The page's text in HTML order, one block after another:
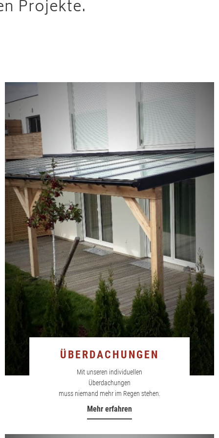
Projekte.
ÜBERDACHUNGEN
Mit unseren individuellen
Überdachungen
muss niemand mehr im Regen stehen.
Mehr erfahren